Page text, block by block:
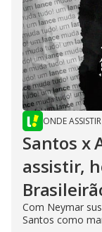
ONDE ASSISTIR
Santos x
assistir,
Com Neymar
Santos como